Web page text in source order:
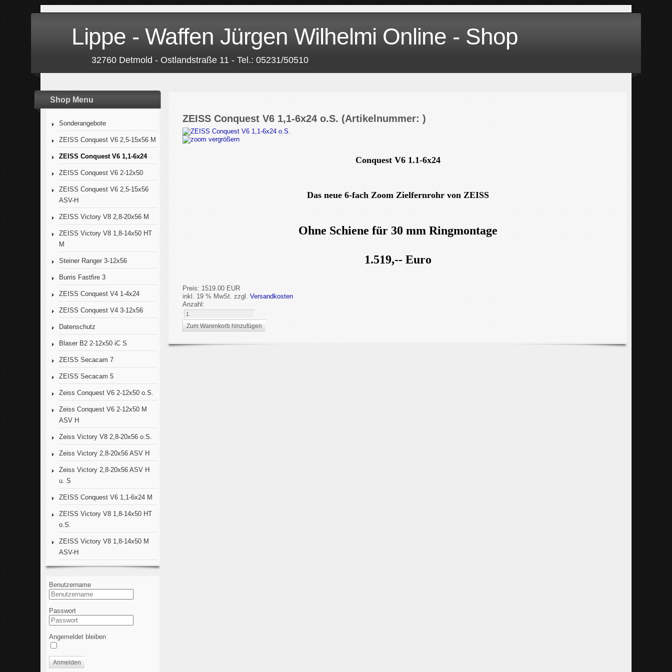
Lippe - Waffen Jürgen Wilhelmi Online - Shop
32760 Detmold - Ostlandstraße 11 - Tel.: 05231/50510
Shop Menu
Sonderangebote
ZEISS Conquest V6 2,5-15x56 M
ZEISS Conquest V6 1,1-6x24
ZEISS Conquest V6 2-12x50
ZEISS Conquest V6 2,5-15x56
ASV-H
ZEISS Victory V8 2,8-20x56 M
ZEISS Victory V8 1,8-14x50 HT
M
Steiner Ranger 3-12x56
Burris Fastfire 3
ZEISS Conquest V4 1-4x24
ZEISS Conquest V4 3-12x56
Datenschutz
Blaser B2 2-12x50 iC S
ZEISS Secacam 7
ZEISS Secacam 5
Zeiss Conquest V6 2-12x50 o.S.
Zeiss Conquest V6 2-12x50 M
ASV H
Zeiss Victory V8 2,8-20x56 o.S.
Zeiss Victory 2,8-20x56 ASV H
Zeiss Victory 2,8-20x56 ASV H
u. S
ZEISS Conquest V6 1,1-6x24 M
ZEISS Victory V8 1,8-14x50 HT
o.S.
ZEISS Victory V8 1,8-14x50 M
ASV-H
Benutzername
Passwort
Angemeldet bleiben
Anmelden
ZEISS Conquest V6 1,1-6x24 o.S. (Artikelnummer: )
vergrößern
Conquest V6 1.1-6x24
Das neue 6-fach Zoom Zielfernrohr von ZEISS
Ohne Schiene für 30 mm Ringmontage
1.519,-- Euro
Preis: 1519.00 EUR
inkl. 19 % MwSt. zzgl. Versandkosten
Anzahl: